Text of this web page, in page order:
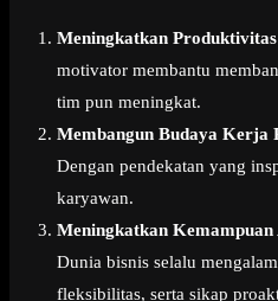
Meningkatkan
motivator membantu
tim pun meningkat.
Membangun Budaya Kerja
Dengan pendekatan yang
karyawan.
Meningkatkan
Dunia bisnis selalu
fleksibilitas, serta sikap